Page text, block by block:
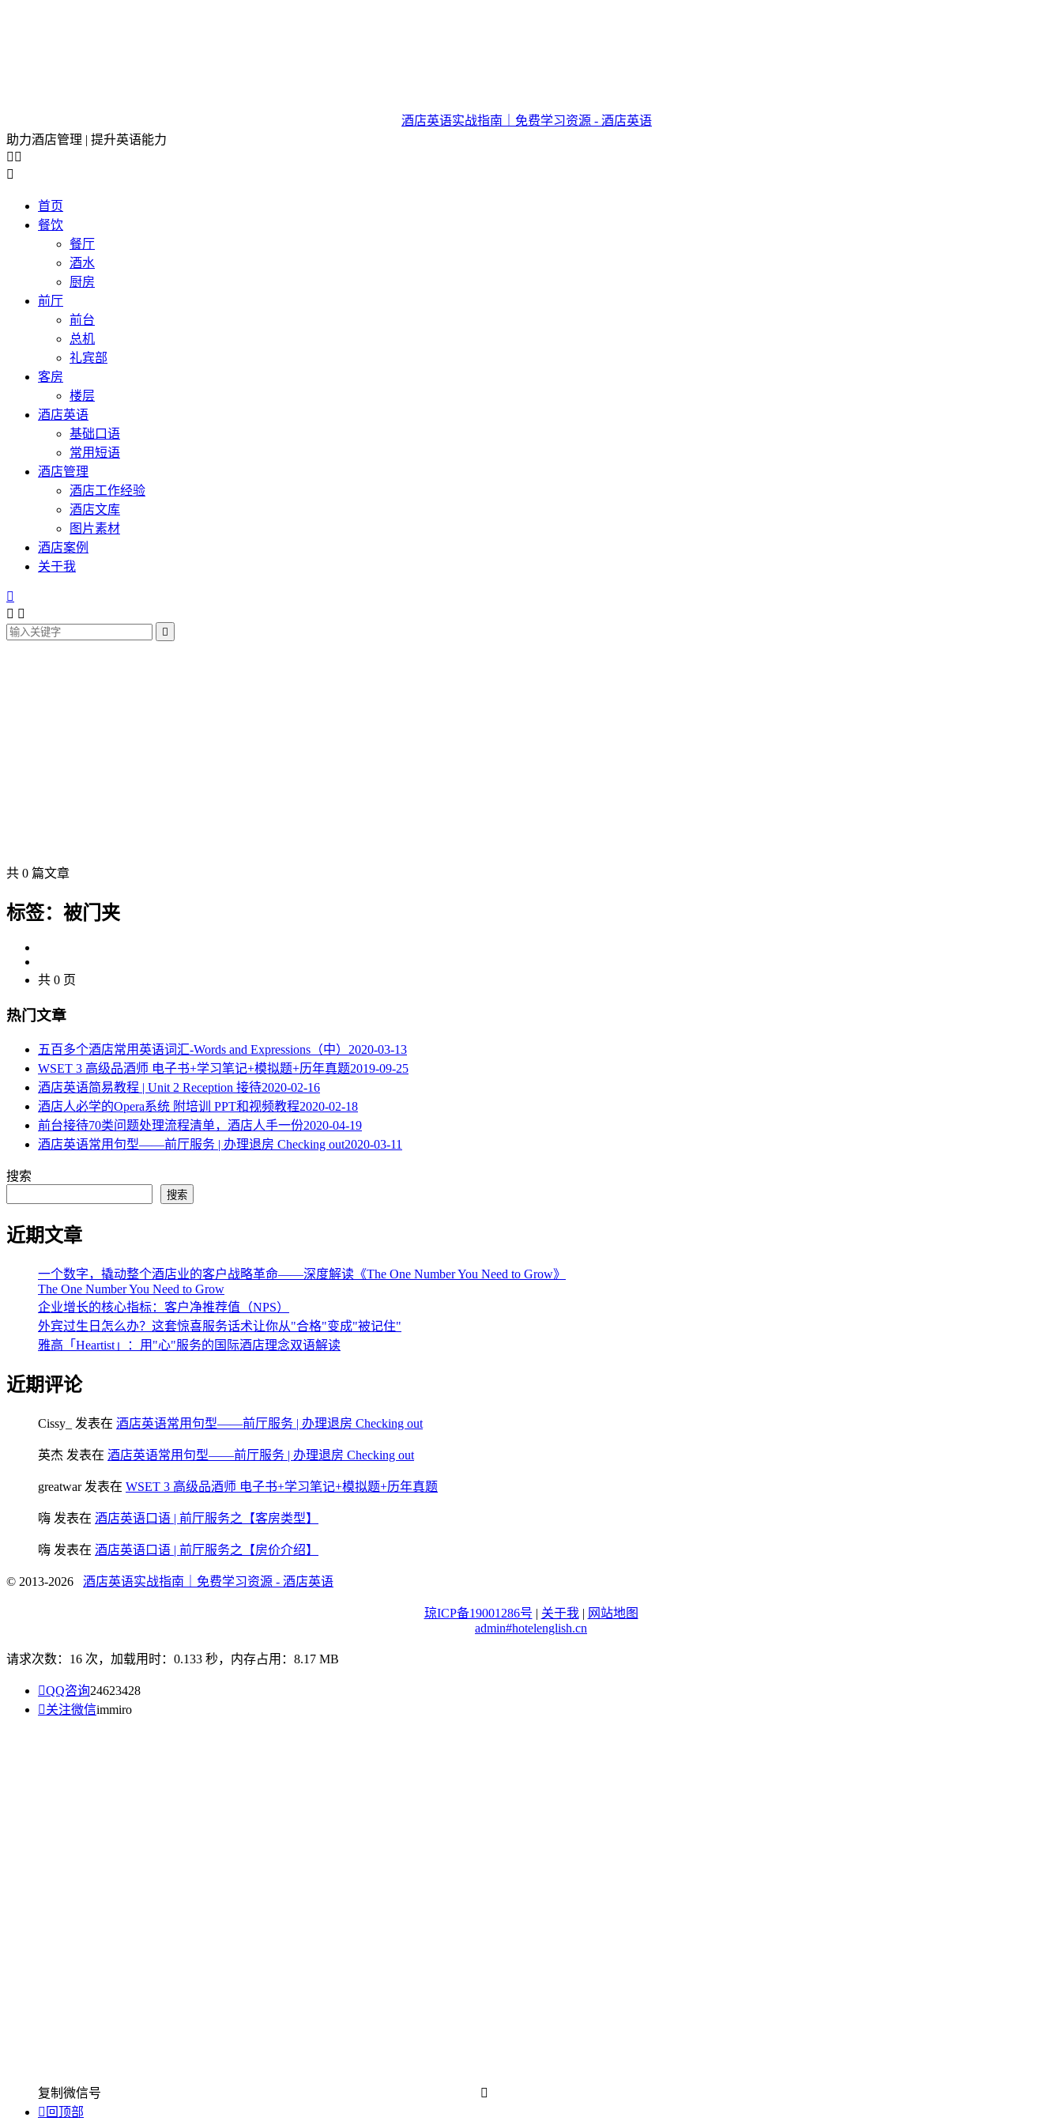
酒店英语实战指南｜免费学习资源 - 酒店英语
助力酒店管理 | 提升英语能力
 

首页
餐饮
餐厅
酒水
厨房
前厅
前台
总机
礼宾部
客房
楼层
酒店英语
基础口语
常用短语
酒店管理
酒店工作经验
酒店文库
图片素材
酒店案例
关于我

 

共 0 篇文章
标签：被门夹
共 0 页
热门文章
五百多个酒店常用英语词汇-Words and Expressions（中） 2020-03-13
WSET 3 高级品酒师 电子书+学习笔记+模拟题+历年真题2019-09-25
酒店英语简易教程 | Unit 2 Reception 接待2020-02-16
酒店人必学的Opera系统 附培训 PPT和视频教程2020-02-18
​前台接待70类问题处理流程清单，酒店人手一份2020-04-19
酒店英语常用句型——前厅服务 | 办理退房 Checking out2020-03-11
搜索
搜索
近期文章
一个数字，撬动整个酒店业的客户战略革命——深度解读《The One Number You Need to Grow》
The One Number You Need to Grow
企业增长的核心指标：客户净推荐值（NPS）
外宾过生日怎么办？这套惊喜服务话术让你从"合格"变成"被记住"
雅高「Heartist」：用"心"服务的国际酒店理念双语解读
近期评论
Cissy_ 发表在 酒店英语常用句型——前厅服务 | 办理退房 Checking out
英杰 发表在 酒店英语常用句型——前厅服务 | 办理退房 Checking out
greatwar发表在 WSET 3 高级品酒师 电子书+学习笔记+模拟题+历年真题
嗨 发表在 酒店英语口语 | 前厅服务之【客房类型】
嗨 发表在 酒店英语口语 | 前厅服务之【房价介绍】
© 2013-2026 酒店英语实战指南｜免费学习资源 - 酒店英语
琼ICP备19001286号 | 关于我 | 网站地图
admin#hotelenglish.cn
请求次数：16 次，加载用时：0.133 秒，内存占用：8.17 MB
QQ咨询24623428
关注微信immiro
复制微信号

 回顶部